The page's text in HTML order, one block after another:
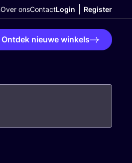
Over onsContactLogin Register
Ontdek nieuwe winkels